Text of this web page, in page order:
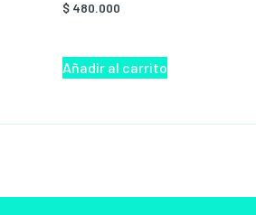
$ 480.000
Añadir al carrito